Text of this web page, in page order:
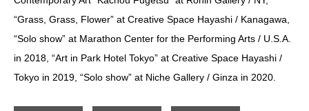
“Grass, Grass, Flower” at Creative Space Hayashi / Kanagawa,
“Solo show” at Marathon Center for the Performing Arts / U.S.A.
in 2018, “Art in Park Hotel Tokyo” at Creative Space Hayashi /
Tokyo in 2019, “Solo show” at Niche Gallery / Ginza in 2020.